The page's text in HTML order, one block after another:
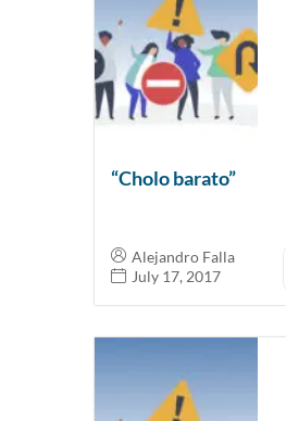
“Cholo barato”
Alejandro Falla
July 17, 2017